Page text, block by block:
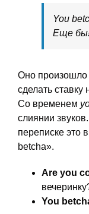
You
Еще бы!
Оно
сделать
Со временем
слиянии
переписке это
betcha».
Are you
You